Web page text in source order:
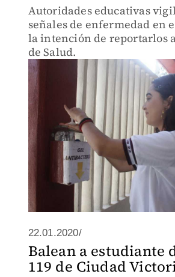
Autoridades educativas
señales de enfermedad en
la intención de reportarlos
de Salud.
22.01.2020/
Balean a estudiante
119 de Ciudad